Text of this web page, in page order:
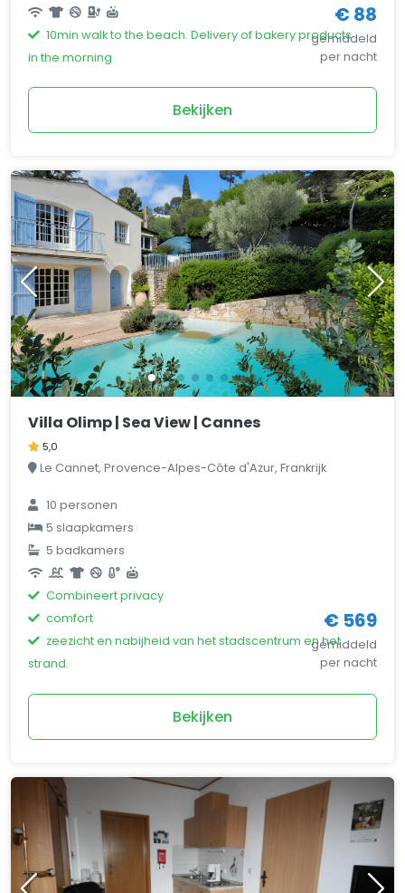
10min walk to the beach. Delivery of bakery products
in the morning
€ 88
gemiddeld
per nacht
Bekijken
Villa Olimp | Sea View | Cannes
5,0
Le Cannet, Provence-Alpes-Côte d'Azur, Frankrijk
10 personen
5 slaapkamers
5 badkamers
Combineert privacy
comfort
zeezicht en nabijheid van het stadscentrum en het
strand.
€ 569
gemiddeld
per nacht
Bekijken